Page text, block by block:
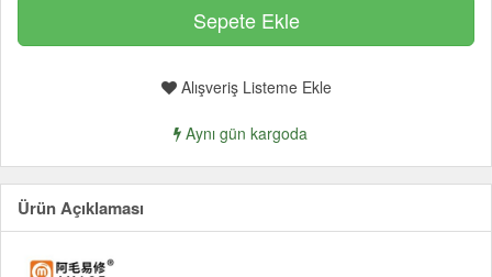
Alışveriş Listeme Ekle
Aynı gün kargoda
Ürün Açıklaması